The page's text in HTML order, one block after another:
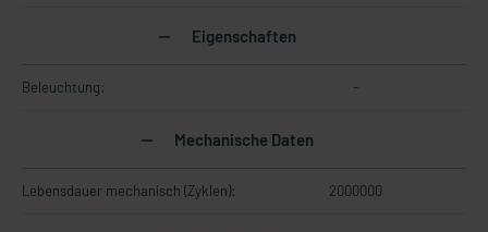
Eigenschaften
Beleuchtung: -
Mechanische Daten
Lebensdauer mechanisch (Zyklen): 2000000